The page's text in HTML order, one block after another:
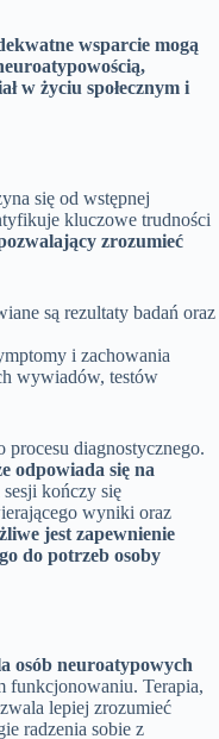
wsparcie mogą
w życiu społecznym i
się od wstępnej
kluczowe trudności
zrozumieć
są rezultaty badań oraz
i zachowania
wywiadów, testów
procesu diagnostycznego.
odpowiada się na
kończy się
wyniki oraz
jest zapewnienie
do potrzeb osoby
osób neuroatypowych
funkcjonowaniu. Terapia,
lepiej zrozumieć
radzenia sobie z